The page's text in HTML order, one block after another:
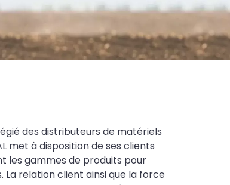
des distributeurs de matériels
met à disposition de ses clients
les gammes de produits pour
relation client ainsi que la force